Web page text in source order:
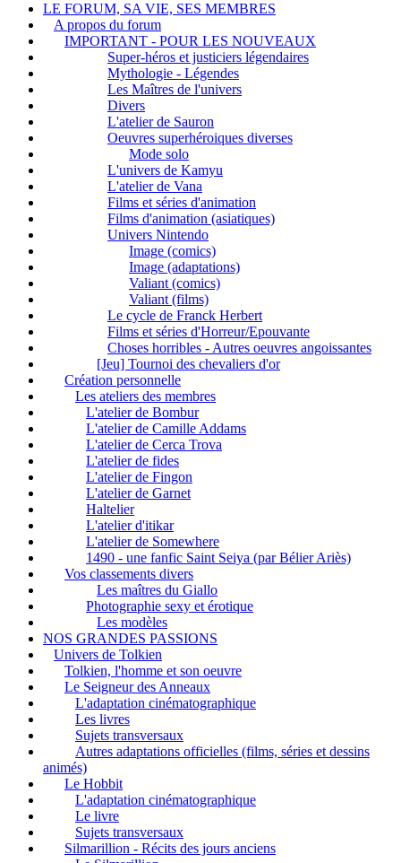
LE FORUM, SA VIE, SES MEMBRES
A propos du forum
IMPORTANT - POUR LES NOUVEAUX
Super-héros et justiciers légendaires
Mythologie - Légendes
Les Maîtres de l'univers
Divers
L'atelier de Sauron
Oeuvres superhéroiques diverses
Mode solo
L'univers de Kamyu
L'atelier de Vana
Films et séries d'animation
Films d'animation (asiatiques)
Univers Nintendo
Image (comics)
Image (adaptations)
Valiant (comics)
Valiant (films)
Le cycle de Franck Herbert
Films et séries d'Horreur/Epouvante
Choses horribles - Autres oeuvres angoissantes
[Jeu] Tournoi des chevaliers d'or
Création personnelle
Les ateliers des membres
L'atelier de Bombur
L'atelier de Camille Addams
L'atelier de Cerca Trova
L'atelier de fides
L'atelier de Fingon
L'atelier de Garnet
Haltelier
L'atelier d'itikar
L'atelier de Somewhere
1490 - une fanfic Saint Seiya (par Bélier Ariès)
Vos classements divers
Les maîtres du Giallo
Photographie sexy et érotique
Les modèles
NOS GRANDES PASSIONS
Univers de Tolkien
Tolkien, l'homme et son oeuvre
Le Seigneur des Anneaux
L'adaptation cinématographique
Les livres
Sujets transversaux
Autres adaptations officielles (films, séries et dessins
animés)
Le Hobbit
L'adaptation cinématographique
Le livre
Sujets transversaux
Silmarillion - Récits des jours anciens